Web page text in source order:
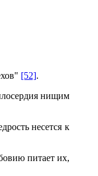
[52].
нищим
несется к
питает их,